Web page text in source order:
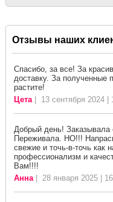
Отзывы наших
Спасибо, за все! За
доставку. За полученные
растите!
Цета| 13 сентября 2024 |
Добрый день! Заказывала
Переживала. НО!!!
свежие и точь-в-точь как
профессионализм и
Вам!!!!
Анна| 28 января 2025 |